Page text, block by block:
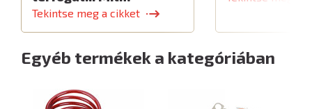
Tekintse meg a cikket
Egyéb termékek a kategóriában